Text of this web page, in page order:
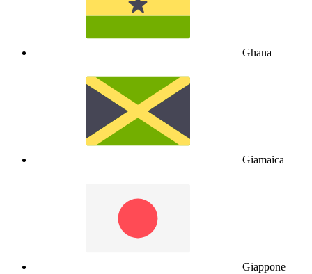
Ghana
Giamaica
Giappone